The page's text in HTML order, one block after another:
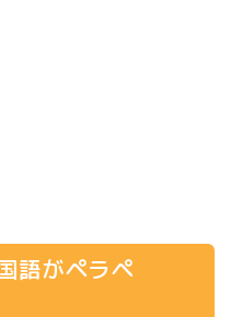
語がペラペ